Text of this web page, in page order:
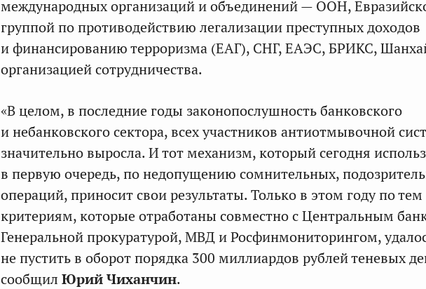
международных организаций и объединений — ООН,
группой по противодействию легализации преступных доходов
и финансированию терроризма (ЕАГ), СНГ, ЕАЭС, БРИКС,
организацией сотрудничества.
«В целом, в последние годы законопослушность банковского
и небанковского сектора, всех участников антиотмывочной
значительно выросла. И тот механизм, который сегодня
в первую очередь, по недопущению сомнительных,
операций, приносит свои результаты. Только в этом году по тем
критериям, которые отработаны совместно с Центральным
Генеральной прокуратурой, МВД и Росфинмониторингом,
не пустить в оборот порядка 300 миллиардов рублей теневых
сообщил Юрий Чиханчин.